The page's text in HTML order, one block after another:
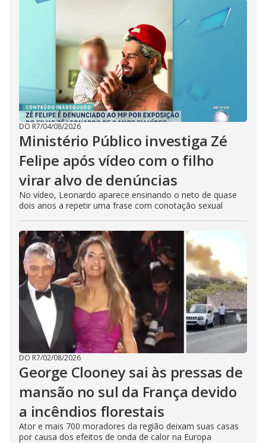
DO R7/04/08/2026
Ministério Público investiga Zé
Felipe após vídeo com o filho
virar alvo de denúncias
No vídeo, Leonardo aparece ensinando o neto de quase
dois anos a repetir uma frase com conotação sexual
DO R7/02/08/2026
George Clooney sai às pressas de
mansão no sul da França devido
a incêndios florestais
Ator e mais 700 moradores da região deixam suas casas
por causa dos efeitos de onda de calor na Europa